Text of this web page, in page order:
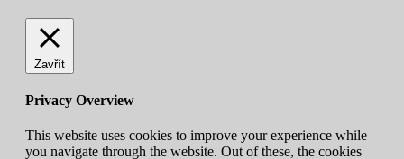
Zavřít
Privacy Overview
This website uses cookies to improve your experience while
you navigate through the website. Out of these, the cookies